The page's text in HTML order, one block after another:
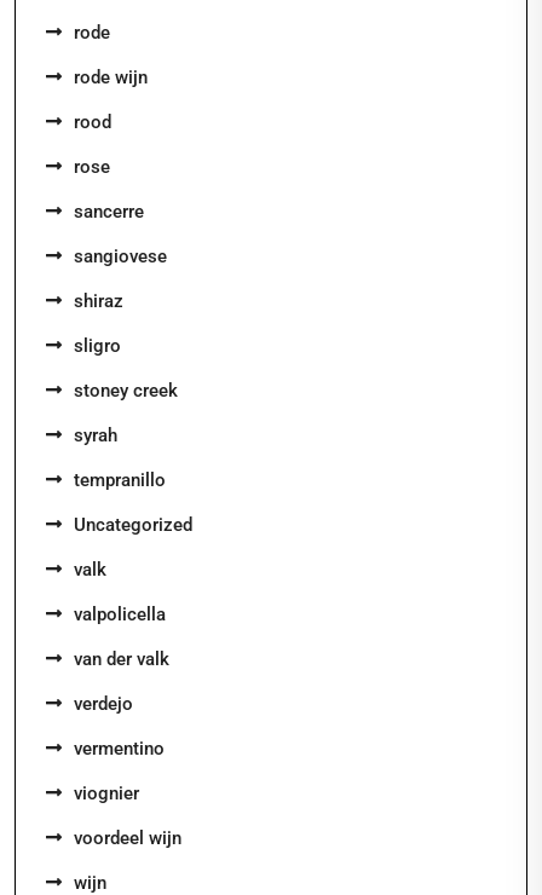
rode
rode wijn
rood
rose
sancerre
sangiovese
shiraz
sligro
stoney creek
syrah
tempranillo
Uncategorized
valk
valpolicella
van der valk
verdejo
vermentino
viognier
voordeel wijn
wijn